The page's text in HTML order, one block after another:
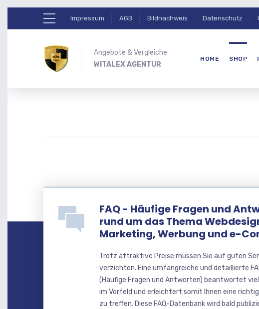
Impressum AGB Bildnachweis Datenschutz
Angebote & Vergleiche
WITALEX AGENTUR
HOME SHOP
FAQ - Häufige Fragen und
rund um das Thema
Marketing, Werbung und e-
Trotz attraktive Preise müssen Sie auf guten
verzichten. Eine umfangreiche und detaillierte
(Häufige Fragen und Antworten) beantwortet
im Vorfeld und erleichtert somit Ihnen eine
zu treffen. Diese FAQ-Datenbank wird bald